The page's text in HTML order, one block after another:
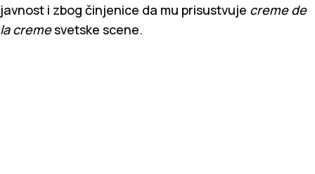
javnost i zbog činjenice da mu prisustvuje creme de
la cremesvetske scene.